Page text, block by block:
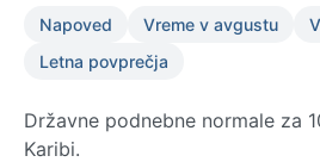
Napoved Vreme v avgustu
Letna povprečja
Državne podnebne normale za
Karibi.